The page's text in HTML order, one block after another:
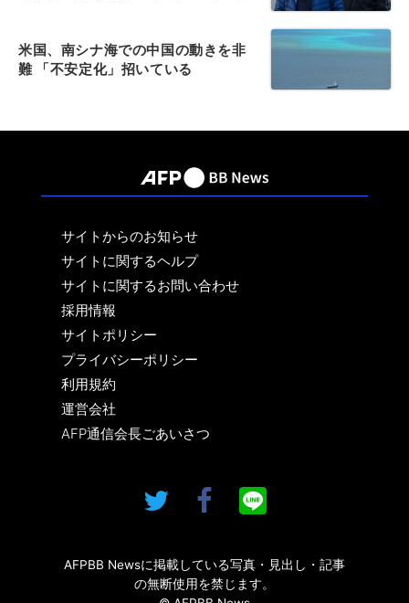
米国、南シナ海での中国の動きを非
難 「不安定化」招いている
サイトからのお知らせ
サイトに関するヘルプ
サイトに関するお問い合わせ
採用情報
サイトポリシー
プライバシーポリシー
利用規約
運営会社
AFP通信会長ごあいさつ
AFPBB Newsに掲載している写真・見出し・記事
の無断使用を禁じます。